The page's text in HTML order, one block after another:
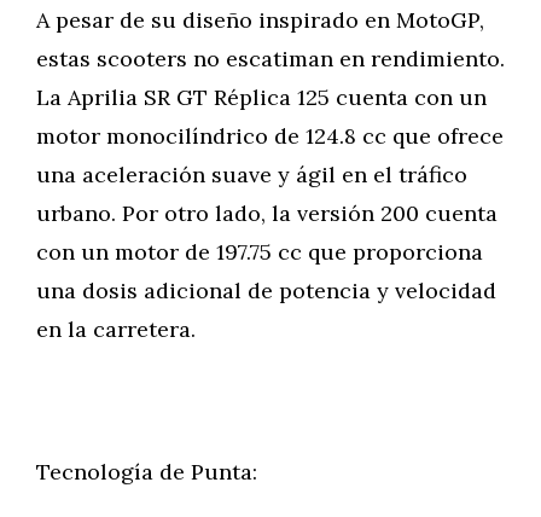
A pesar de su diseño inspirado en MotoGP,
estas scooters no escatiman en rendimiento.
La Aprilia SR GT Réplica 125 cuenta con un
motor monocilíndrico de 124.8 cc que ofrece
una aceleración suave y ágil en el tráfico
urbano. Por otro lado, la versión 200 cuenta
con un motor de 197.75 cc que proporciona
una dosis adicional de potencia y velocidad
en la carretera.
Tecnología de Punta: